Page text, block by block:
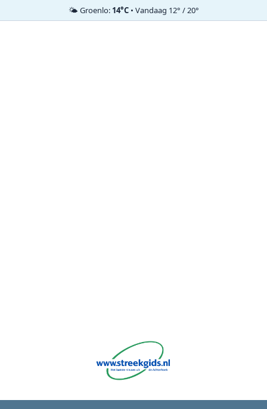
🌤️ Groenlo: 14°C• Vandaag 12° / 20°